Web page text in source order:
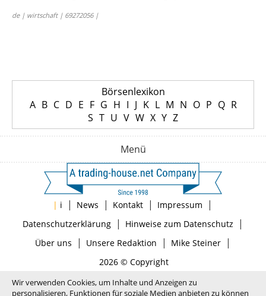
de | wirtschaft | 69272056 |
Börsenlexikon
A B C D E F G H I J K L M N O P Q R
S T U V W X Y Z
Menü
| i | News | Kontakt | Impressum |
Datenschutzerklärung| Hinweise zum Datenschutz |
Über uns | Unsere Redaktion | Mike Steiner|
2026 © Copyright
Wir verwenden Cookies, um Inhalte und Anzeigen zu
personalisieren, Funktionen für soziale Medien anbieten zu können